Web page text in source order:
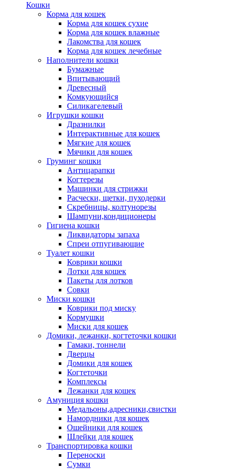
Кошки
Корма для кошек
Корма для кошек сухие
Корма для кошек влажные
Лакомства для кошек
Корма для кошек лечебные
Наполнители кошки
Бумажные
Впитывающий
Древесный
Комкующийся
Силикагелевый
Игрушки кошки
Дразнилки
Интерактивные для кошек
Мягкие для кошек
Мячики для кошек
Груминг кошки
Антицарапки
Когтерезы
Машинки для стрижки
Расчески, щетки, пуходерки
Скребницы, колтунорезы
Шампуни,кондиционеры
Гигиена кошки
Ликвидаторы запаха
Спреи отпугивающие
Туалет кошки
Коврики кошки
Лотки для кошек
Пакеты для лотков
Совки
Миски кошки
Коврики под миску
Кормушки
Миски для кошек
Домики, лежанки, когтеточки кошки
Гамаки, тоннели
Дверцы
Домики для кошек
Когтеточки
Комплексы
Лежанки для кошек
Амуниция кошки
Медальоны,адресники,свистки
Намордники для кошек
Ошейники для кошек
Шлейки для кошек
Транспортировка кошки
Переноски
Сумки